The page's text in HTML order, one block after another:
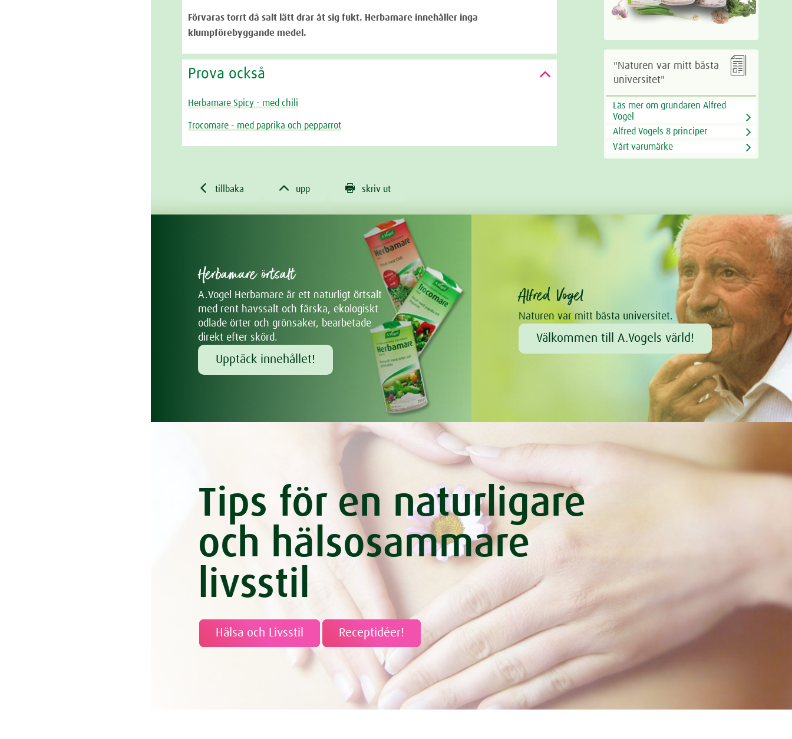
Förvaras torrt då salt lätt drar åt sig fukt. Herbamare innehåller inga
klumpförebyggande medel.
Prova också
Herbamare Spicy - med chili
Trocomare - med paprika och pepparrot

"Naturen var mitt bästa
universitet"
Läs mer om grundaren Alfred
Vogel
Alfred Vogels 8 principer
Vårt varumärke
 tillbaka  upp  skriv ut
Herbamare örtsalt
A.Vogel Herbamare är ett naturligt örtsalt
med rent havssalt och färska, ekologiskt
odlade örter och grönsaker, bearbetade
direkt efter skörd.
Upptäck innehållet!
Alfred Vogel
Naturen var mitt bästa universitet.
Välkommen till A.Vogels värld!
Tips för en naturligare
och hälsosammare
livsstil
Hälsa och Livsstil Receptidéer!